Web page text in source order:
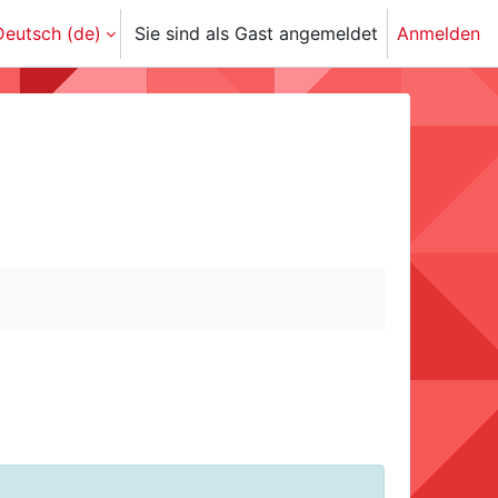
‎(de)‎ Sie sind als Gast angemeldet Anmelden